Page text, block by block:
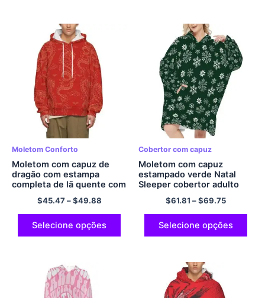
Moletom Conforto
Moletom com capuz de
dragão com estampa
completa de lã quente com
capuz de ano novo
$45.47–$49.88
Selecione opções
Cobertor com capuz
Moletom com capuz
estampado verde Natal
Sleeper cobertor adulto
gigante moletom
aconchegante moletom de
flanela
$61.81 –$69.75
Selecione opções